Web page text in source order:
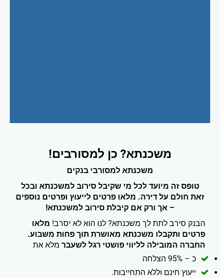
משכנתא? כן למסורבים!
משכנתא למסורבי בנקים
טופס זה מיועד לכל מי שקיבל סירוב למשכנתא ובכל
זאת חולם על דירה. מלאו פרטים לייעוץ ופרטים נוספים
– אך ורק אם קיבלת סירוב למשכנתא!
הבנק סירב לתת לך משכנתא? לנו הוא לא יסרב! מלאו
פרטים ותקבלו משכנתא מאושרת תוך פחות משבוע.
החברה המובילה לליווי פושטי רגל לשעבר
כ – 95% הצלחה
ייעוץ חינם וללא התחייבות.
מלא את